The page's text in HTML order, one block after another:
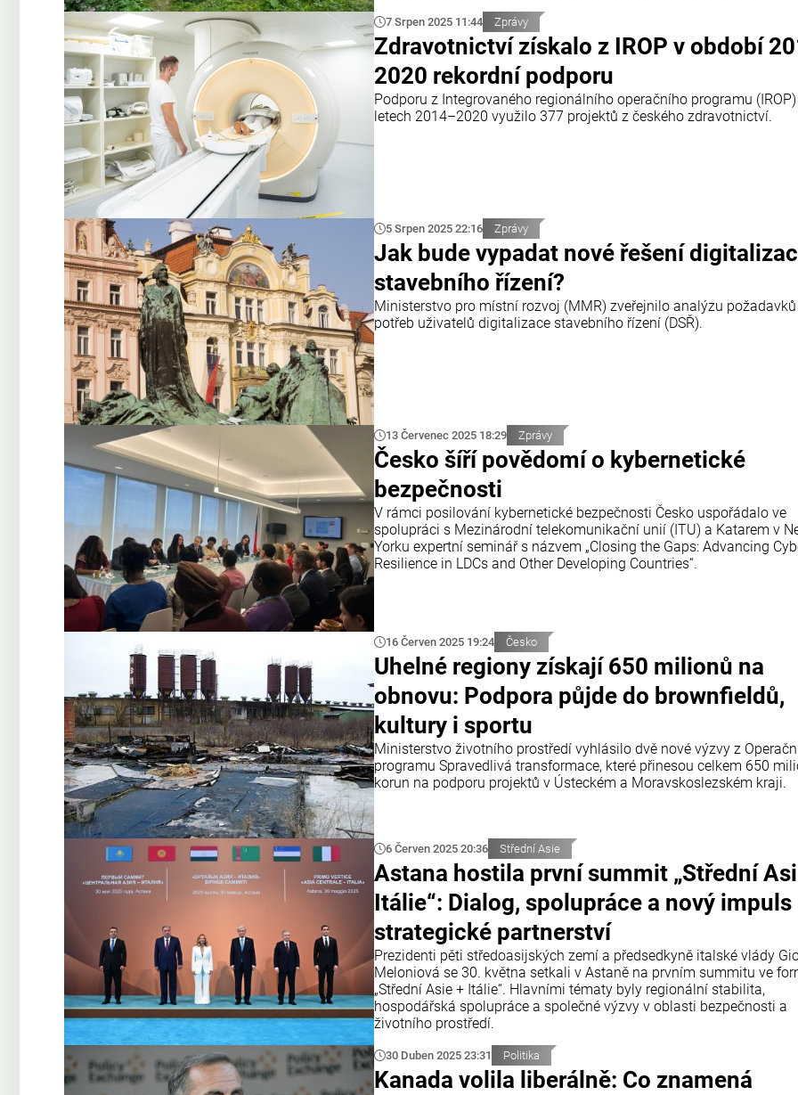
7 Srpen 2025 11:44 Zprávy
Zdravotnictví získalo z IROP v období
2020 rekordní podporu
Podporu z Integrovaného regionálního operačního programu
letech 2014–2020 využilo 377 projektů z českého zdravotnictví.
5 Srpen 2025 22:16 Zprávy
Jak bude vypadat nové řešení
stavebního řízení?
Ministerstvo pro místní rozvoj (MMR) zveřejnilo analýzu požadavků
potřeb uživatelů digitalizace stavebního řízení (DSŘ).
13 Červenec 2025 18:29 Zprávy
Česko šíří povědomí o kybernetické
bezpečnosti
V rámci posilování kybernetické bezpečnosti Česko uspořádalo ve
spolupráci s Mezinárodní telekomunikační unií (ITU) a Katarem v
Yorku expertní seminář s názvem „Closing the Gaps: Advancing
Resilience in LDCs and Other Developing Countries“.
16 Červen 2025 19:24 Česko
Uhelné regiony získají 650 milionů na
obnovu: Podpora půjde do brownfieldů,
kultury i sportu
Ministerstvo životního prostředí vyhlásilo dvě nové výzvy z
programu Spravedlivá transformace, které přinesou celkem 650
korun na podporu projektů v Ústeckém a Moravskoslezském kraji.
6 Červen 2025 20:36 Střední Asie
Astana hostila první summit „Střední
Itálie“: Dialog, spolupráce a nový impuls
strategické partnerství
Prezidenti pěti středoasijských zemí a předsedkyně italské vlády
Meloniová se 30. května setkali v Astaně na prvním summitu ve
„Střední Asie + Itálie“. Hlavními tématy byly regionální stabilita,
hospodářská spolupráce a společné výzvy v oblasti bezpečnosti a
životního prostředí.
30 Duben 2025 23:31 Politika
Kanada volila liberálně: Co znamená